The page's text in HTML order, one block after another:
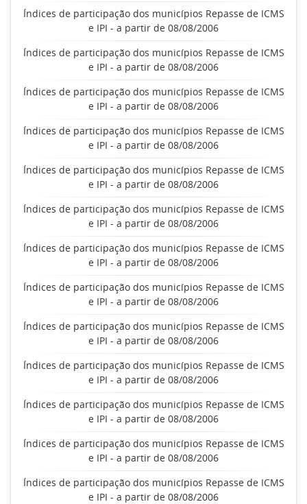
Índices de participação dos municípios Repasse de ICMS
e IPI - a partir de 08/08/2006
Índices de participação dos municípios Repasse de ICMS
e IPI - a partir de 08/08/2006
Índices de participação dos municípios Repasse de ICMS
e IPI - a partir de 08/08/2006
Índices de participação dos municípios Repasse de ICMS
e IPI - a partir de 08/08/2006
Índices de participação dos municípios Repasse de ICMS
e IPI - a partir de 08/08/2006
Índices de participação dos municípios Repasse de ICMS
e IPI - a partir de 08/08/2006
Índices de participação dos municípios Repasse de ICMS
e IPI - a partir de 08/08/2006
Índices de participação dos municípios Repasse de ICMS
e IPI - a partir de 08/08/2006
Índices de participação dos municípios Repasse de ICMS
e IPI - a partir de 08/08/2006
Índices de participação dos municípios Repasse de ICMS
e IPI - a partir de 08/08/2006
Índices de participação dos municípios Repasse de ICMS
e IPI - a partir de 08/08/2006
Índices de participação dos municípios Repasse de ICMS
e IPI - a partir de 08/08/2006
Índices de participação dos municípios Repasse de ICMS
e IPI - a partir de 08/08/2006